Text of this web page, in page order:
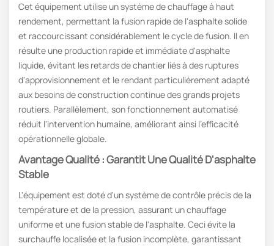
Cet équipement utilise un système de chauffage à haut
rendement, permettant la fusion rapide de l'asphalte solide
et raccourcissant considérablement le cycle de fusion. Il en
résulte une production rapide et immédiate d'asphalte
liquide, évitant les retards de chantier liés à des ruptures
d'approvisionnement et le rendant particulièrement adapté
aux besoins de construction continue des grands projets
routiers. Parallèlement, son fonctionnement automatisé
réduit l'intervention humaine, améliorant ainsi l'efficacité
opérationnelle globale.
Avantage Qualité : Garantit Une Qualité D'asphalte
Stable
L'équipement est doté d'un système de contrôle précis de la
température et de la pression, assurant un chauffage
uniforme et une fusion stable de l'asphalte. Ceci évite la
surchauffe localisée et la fusion incomplète, garantissant